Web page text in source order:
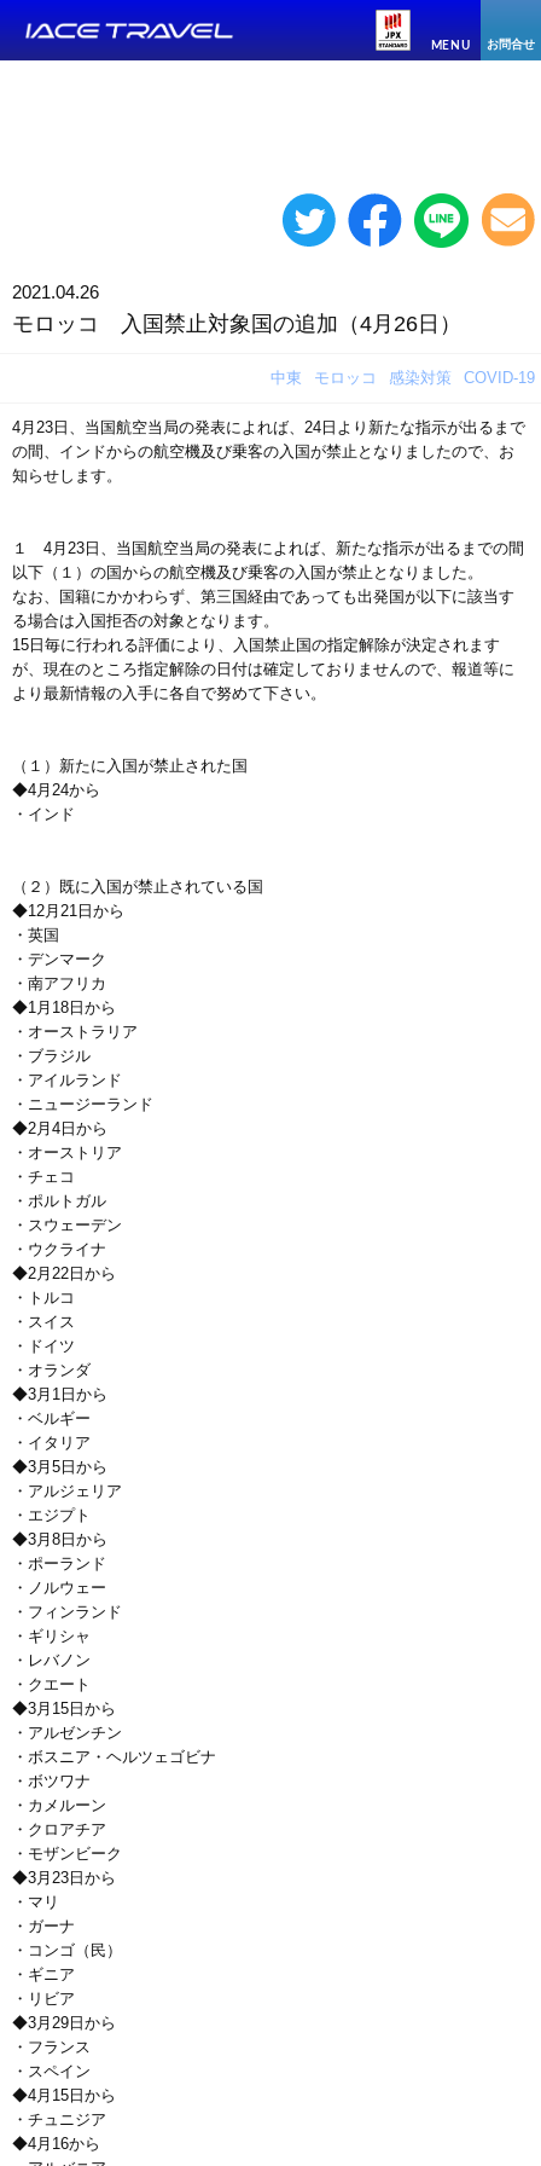
MENU お問合せ
2021.04.26
モロッコ 入国禁止対象国の追加（4月26日）
中東 モロッコ 感染対策 COVID-19
4月23日、当国航空当局の発表によれば、24日より新たな指示が出るまで
の間、インドからの航空機及び乗客の入国が禁止となりましたので、お
知らせします。
１ 4月23日、当国航空当局の発表によれば、新たな指示が出るまでの間
以下（１）の国からの航空機及び乗客の入国が禁止となりました。
なお、国籍にかかわらず、第三国経由であっても出発国が以下に該当す
る場合は入国拒否の対象となります。
15日毎に行われる評価により、入国禁止国の指定解除が決定されます
が、現在のところ指定解除の日付は確定しておりませんので、報道等に
より最新情報の入手に各自で努めて下さい。
（１）新たに入国が禁止された国
◆4月24から
・インド
（２）既に入国が禁止されている国
◆12月21日から
・英国
・デンマーク
・南アフリカ
◆1月18日から
・オーストラリア
・ブラジル
・アイルランド
・ニュージーランド
◆2月4日から
・オーストリア
・チェコ
・ポルトガル
・スウェーデン
・ウクライナ
◆2月22日から
・トルコ
・スイス
・ドイツ
・オランダ
◆3月1日から
・ベルギー
・イタリア
◆3月5日から
・アルジェリア
・エジプト
◆3月8日から
・ポーランド
・ノルウェー
・フィンランド
・ギリシャ
・レバノン
・クエート
◆3月15日から
・アルゼンチン
・ボスニア・ヘルツェゴビナ
・ボツワナ
・カメルーン
・クロアチア
・モザンビーク
◆3月23日から
・マリ
・ガーナ
・コンゴ（民）
・ギニア
・リビア
◆3月29日から
・フランス
・スペイン
◆4月15日から
・チュニジア
◆4月16から